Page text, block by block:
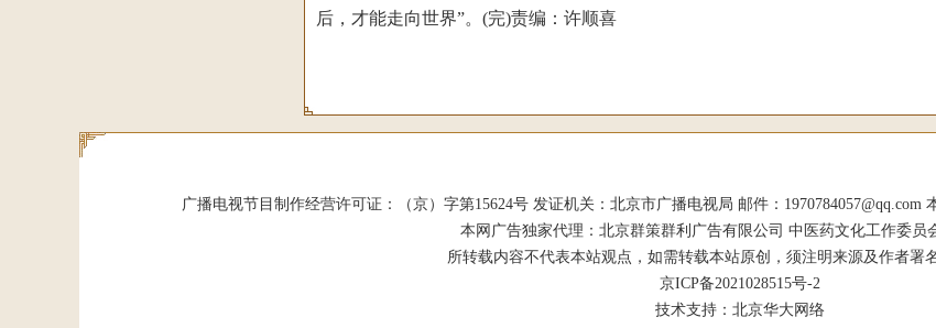
后，才能走向世界”。(完)责编：许顺喜
广播电视节目制作经营许可证：（京）字第15624号 发证机关：北京市广播电视局 邮件：1970784057@qq.com
本网广告独家代理：北京群策群利广告有限公司 中医药文化工作委员
所转载内容不代表本站观点，如需转载本站原创，须注明来源及作者署
京ICP备2021028515号-2
技术支持：北京华大网络